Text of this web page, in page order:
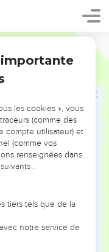
Dieu, et
car il est saint,
le moment.
à respecter le
la terre !
allégresse en sa
lui qui nous a faits, et
les cookies », vous
(comme des
compte utilisateur) et
(comme vos
renseignées dans
:
tiers tels que de la
notre service de